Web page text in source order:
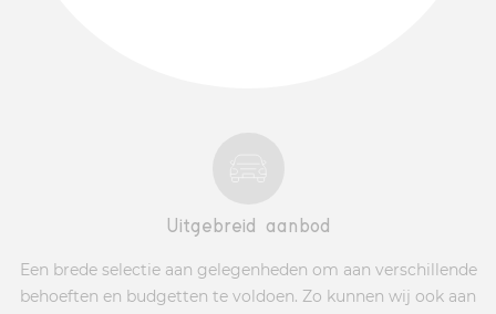
Uitgebreid aanbod
Een brede selectie aan gelegenheden om aan verschillende
behoeften en budgetten te voldoen. Zo kunnen wij ook aan